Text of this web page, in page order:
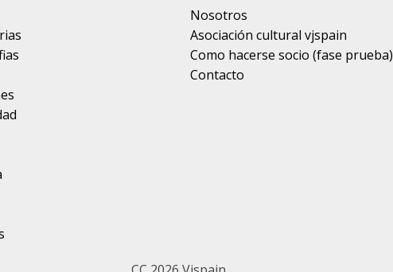
Nosotros
Asociación cultural vjspain
Como hacerse socio (fase prueba)
Contacto